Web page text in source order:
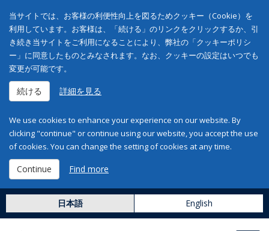
当サイトでは、お客様の利便性向上を図るためクッキー（Cookie）を
利用しています。お客様は、「続ける」のリンクをクリックするか、引
き続き当サイトをご利用になることにより、弊社の「クッキーポリシ
ー」に同意したものとみなされます。なお、クッキーの設定はいつでも
変更が可能です。
続ける 詳細を見る
We use cookies to enhance your experience on our website. By
clicking "continue" or continue using our website, you accept the use
of cookies. You can change the setting of cookies at any time.
Continue Find more
日本語 English